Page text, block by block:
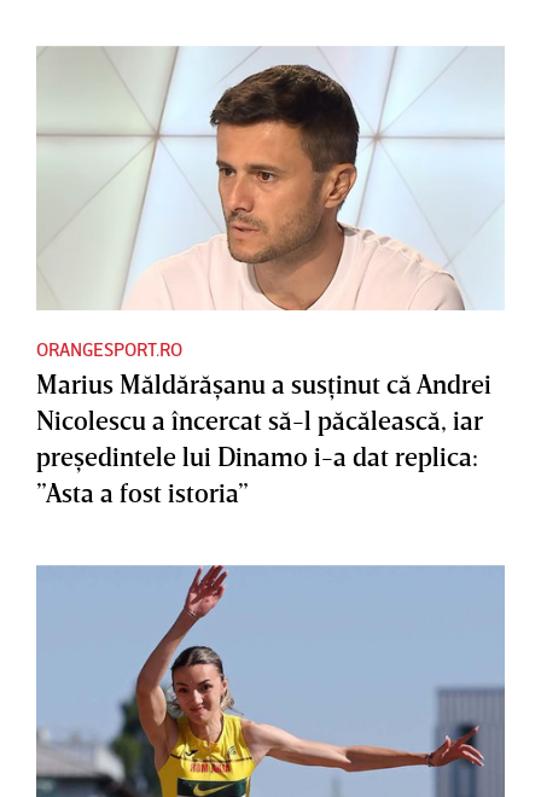
ORANGESPORT.RO
Marius Măldărăşanu a susţinut că Andrei
Nicolescu a încercat să-l păcălească, iar
preşedintele lui Dinamo i-a dat replica:
”Asta a fost istoria”